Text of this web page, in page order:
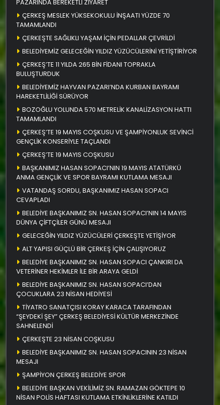
PAZARINDA BEREKETLİ ZİYARET
ÇERKEŞ MESLEK YÜKSEKOKULU İNŞAATI YÜZDE 70
TAMAMLANDI
ÇERKEŞTE SAĞLIKLI YAŞAM İÇİN PEDALLAR ÇEVRİLDİ
BELEDİYEMİZ GELECEĞİN YILDIZ YÜZÜCÜLERİNİ YETİŞTİRİYOR
ÇERKEŞ’TE 11 YILDA 265 BİN FİDANI TOPRAKLA
BULUŞTURDUK
BELEDİYEMİZ HAYVAN PAZARI’NDA KURBAN BAYRAMI
HAREKETLİLİĞİ SÜRÜYOR
BOZOĞLU YOLUNDA 570 METRELİK KANALİZASYON HATTI
TAMAMLANDI
ÇERKEŞ’TE 19 MAYIS COŞKUSU VE ŞAMPİYONLUK SEVİNCİ
GENÇLİK KONSERİYLE TAÇLANDI
ÇERKEŞ’TE 19 MAYIS COŞKUSU
BAŞKANIMIZ HASAN SOPACI’NIN 19 MAYIS ATATÜRKÜ
ANMA GENÇLİK VE SPOR BAYRAMI KUTLAMA MESAJI
VATANDAŞ SORDU, BAŞKANIMIZ HASAN SOPACI
CEVAPLADI
BELEDİYE BAŞKANIMIZ SN. HASAN SOPACI’NIN 14 MAYIS
DÜNYA ÇİFTÇİLER GÜNÜ MESAJI
GELECEĞİN YILDIZ YÜZÜCÜLERİ ÇERKEŞTE YETİŞİYOR
ALT YAPISI GÜÇLÜ BİR ÇERKEŞ İÇİN ÇALIŞIYORUZ
BELEDİYE BAŞKANIMIZ SN. HASAN SOPACI ÇANKIRI DA
VETERİNER HEKİMLER İLE BİR ARAYA GELDİ
BELEDİYE BAŞKANIMIZ SN. HASAN SOPACI’DAN
ÇOCUKLARA 23 NİSAN HEDİYESİ
TİYATRO SANATÇISI KORAY KARACA TARAFINDAN
“ŞEYDEKİ ŞEY” ÇERKEŞ BELEDİYESİ KÜLTÜR MERKEZİNDE
SAHNELENDİ
ÇERKEŞTE 23 NİSAN COŞKUSU
BELEDİYE BAŞKANIMIZ SN. HASAN SOPACININ 23 NİSAN
MESAJI
ŞAMPİYON ÇERKEŞ BELEDİYE SPOR
BELEDİYE BAŞKAN VEKİLİMİZ SN. RAMAZAN GÖKTEPE 10
NİSAN POLİS HAFTASI KUTLAMA ETKİNLİKLERİNE KATILDI